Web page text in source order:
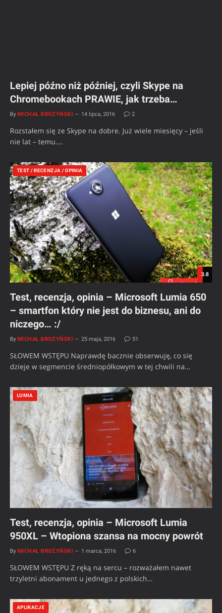
Lepiej późno niż później, czyli Skype na
Chromebookach PRAWIE, jak trzeba…
By MICHAŁ BROŻYŃSKI 14 lipca, 2016 2
Rozstałem się ze Skype na dobre. Już wiele miesięcy – jeśli
nie lat – temu.…
3.8
TEST / RECENZJA / OPINIA
Test, recenzja, opinia – Microsoft Lumia 650
– smartfon który nie jest do biznesu, ani do
niczego… :/
By MICHAŁ BROŻYŃSKI 25 maja, 2016 51
SŁOWEM WSTĘPU Naprawdę bacznie obserwuję, co się
dzieje w segmencie średniopółkowym w tej chwili na…
LUMIA
Test, recenzja, opinia – Microsoft Lumia
950XL – Wtopiona szansa na mocny powrót
By MICHAŁ BROŻYŃSKI 1 marca, 2016 6
SŁOWEM WSTĘPU Z ręką na sercu – rozważałem nawet
trzyletni abonament u jednego z polskich…
APLIKACJE